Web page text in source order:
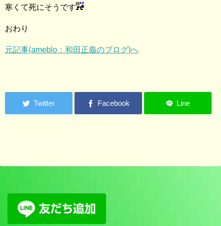
寒くて死にそうです
おわり
元記事(ameblo：和田正義のブログ)へ